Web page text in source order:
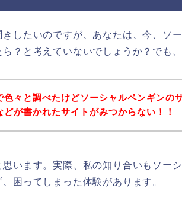
したいのですが、あなたは、今、ソ
？と考えていないでしょうか？でも、
色々と調べたけどソーシャルペンギンの
どが書かれたサイトがみつからない！！
います。実際、私の知り合いもソー
困ってしまった体験があります。